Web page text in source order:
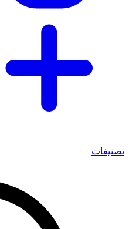
تصنيفات